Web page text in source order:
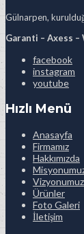
Gülnarpen,
Garanti – Axess –
facebook
instagram
youtube
Hızlı Menü
Anasayfa
Firmamız
Hakkımızda
Vizyonumuz
Ürünler
Foto Galeri
İletişim